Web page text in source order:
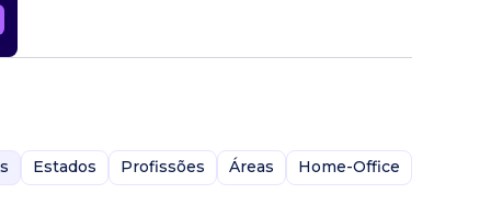
Estados Profissões Áreas Home-Office